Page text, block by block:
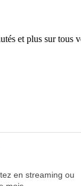
et plus sur tous
en streaming ou